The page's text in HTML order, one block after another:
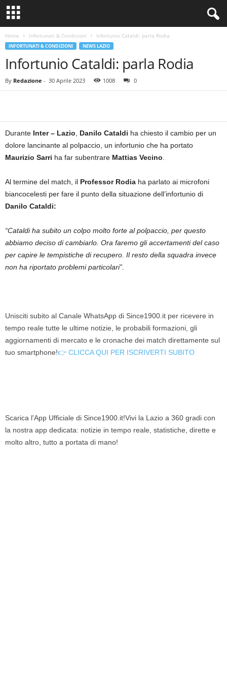
Home Infortunati & Condizioni Infortunio Cataldi: parla Rodia
INFORTUNATI & CONDIZIONI NEWS LAZIO
Infortunio Cataldi: parla Rodia
By Redazione - 30 Aprile 2023 1008 0
Durante Inter – Lazio Danilo Cataldi ha chiesto il cambio per un
dolore lancinante al polpaccio, un infortunio che ha portato
Maurizio Sarri ha far subentrare Mattias Vecino
Al termine del match, il Professor Rodia ha parlato ai microfoni
biancocelesti per fare il punto della situazione dell’infortunio di
Danilo Cataldi:
“Cataldi ha subito un colpo molto forte al polpaccio, per questo
abbiamo deciso di cambiarlo. Ora faremo gli accertamenti del caso
per capire le tempistiche di recupero. Il resto della squadra invece
non ha riportato problemi particolari”.
Unisciti subito al Canale WhatsApp di Since1900.it per ricevere in
tempo reale tutte le ultime notizie, le probabili formazioni, gli
aggiornamenti di mercato e le cronache dei match direttamente sul
tuo smartphone!👉 CLICCA QUI PER ISCRIVERTI SUBITO
Scarica l'App Ufficiale di Since1900.it!Vivi la Lazio a 360 gradi con
la nostra app dedicata: notizie in tempo reale, statistiche, dirette e
molto altro, tutto a portata di mano!